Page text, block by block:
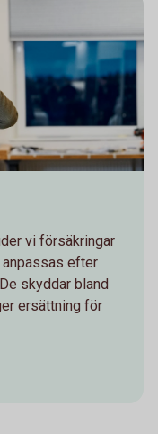
vi försäkringar
efter
skyddar bland
ersättning för